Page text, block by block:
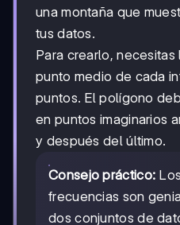
una montaña que
tus datos.
Para crearlo,
punto medio de cada
puntos. El polígono
en puntos imaginarios
y después del último.
Consejo práctico:
frecuencias son
dos conjuntos de